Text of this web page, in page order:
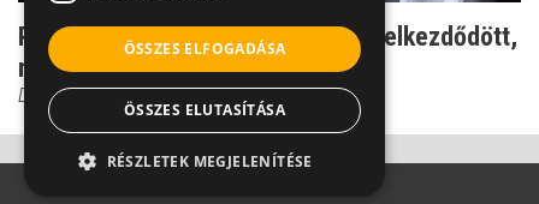
Porcsejt-alulműködés: ha egyszer elkezdődött,
nincs visszaút
Dr. Zolnay Péter
ÖSSZES ELFOGADÁSA
ÖSSZES ELUTASÍTÁSA
RÉSZLETEK MEGJELENÍTÉSE